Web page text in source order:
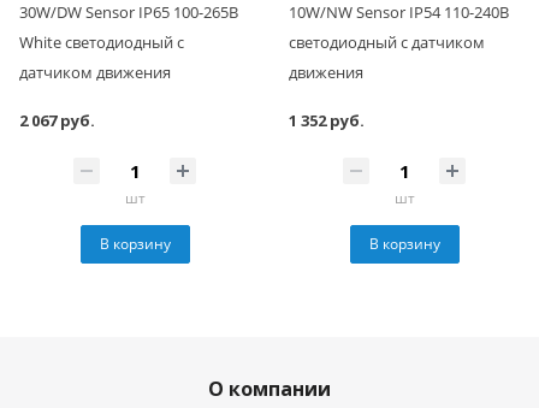
30W/DW Sensor IP65 100-265В
White светодиодный с
датчиком движения
2 067 руб.
шт
В корзину
10W/NW Sensor IP54 110-240В
светодиодный с датчиком
движения
1 352 руб.
шт
В корзину
О компании